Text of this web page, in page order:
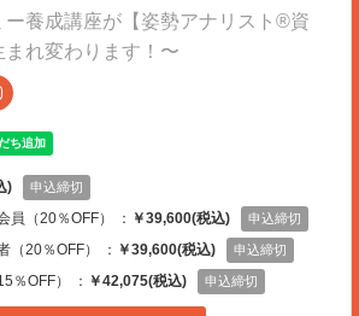
ー養成講座が【姿勢アナリスト®︎資
れ変わります！〜
) 申込締切
員（20％OFF） ： ￥39,600(税込) 申込締切
（20％OFF） ： ￥39,600(税込) 申込締切
％OFF） ： ￥42,075(税込) 申込締切